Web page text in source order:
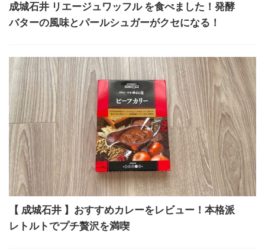
成城石井 リエージュワッフル を食べました！発酵
バターの風味とパールシュガーがクセになる！
【 成城石井 】おすすめカレーをレビュー！本格派
レトルトでプチ贅沢を満喫